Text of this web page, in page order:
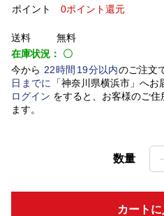
ポイント
0ポイント還元
送料
無料
在庫状況： 〇
今から 22時間 19分以内のご注文
日 までに 「神奈川県横浜市」 へお
ログイン をすると、お客様のご
ます。
数量
カート